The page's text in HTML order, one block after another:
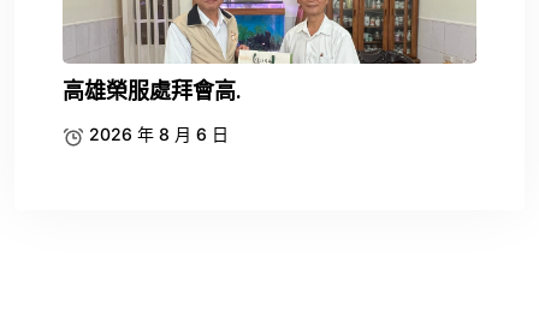
高雄榮服處拜會高.
2026 年 8 月 6 日